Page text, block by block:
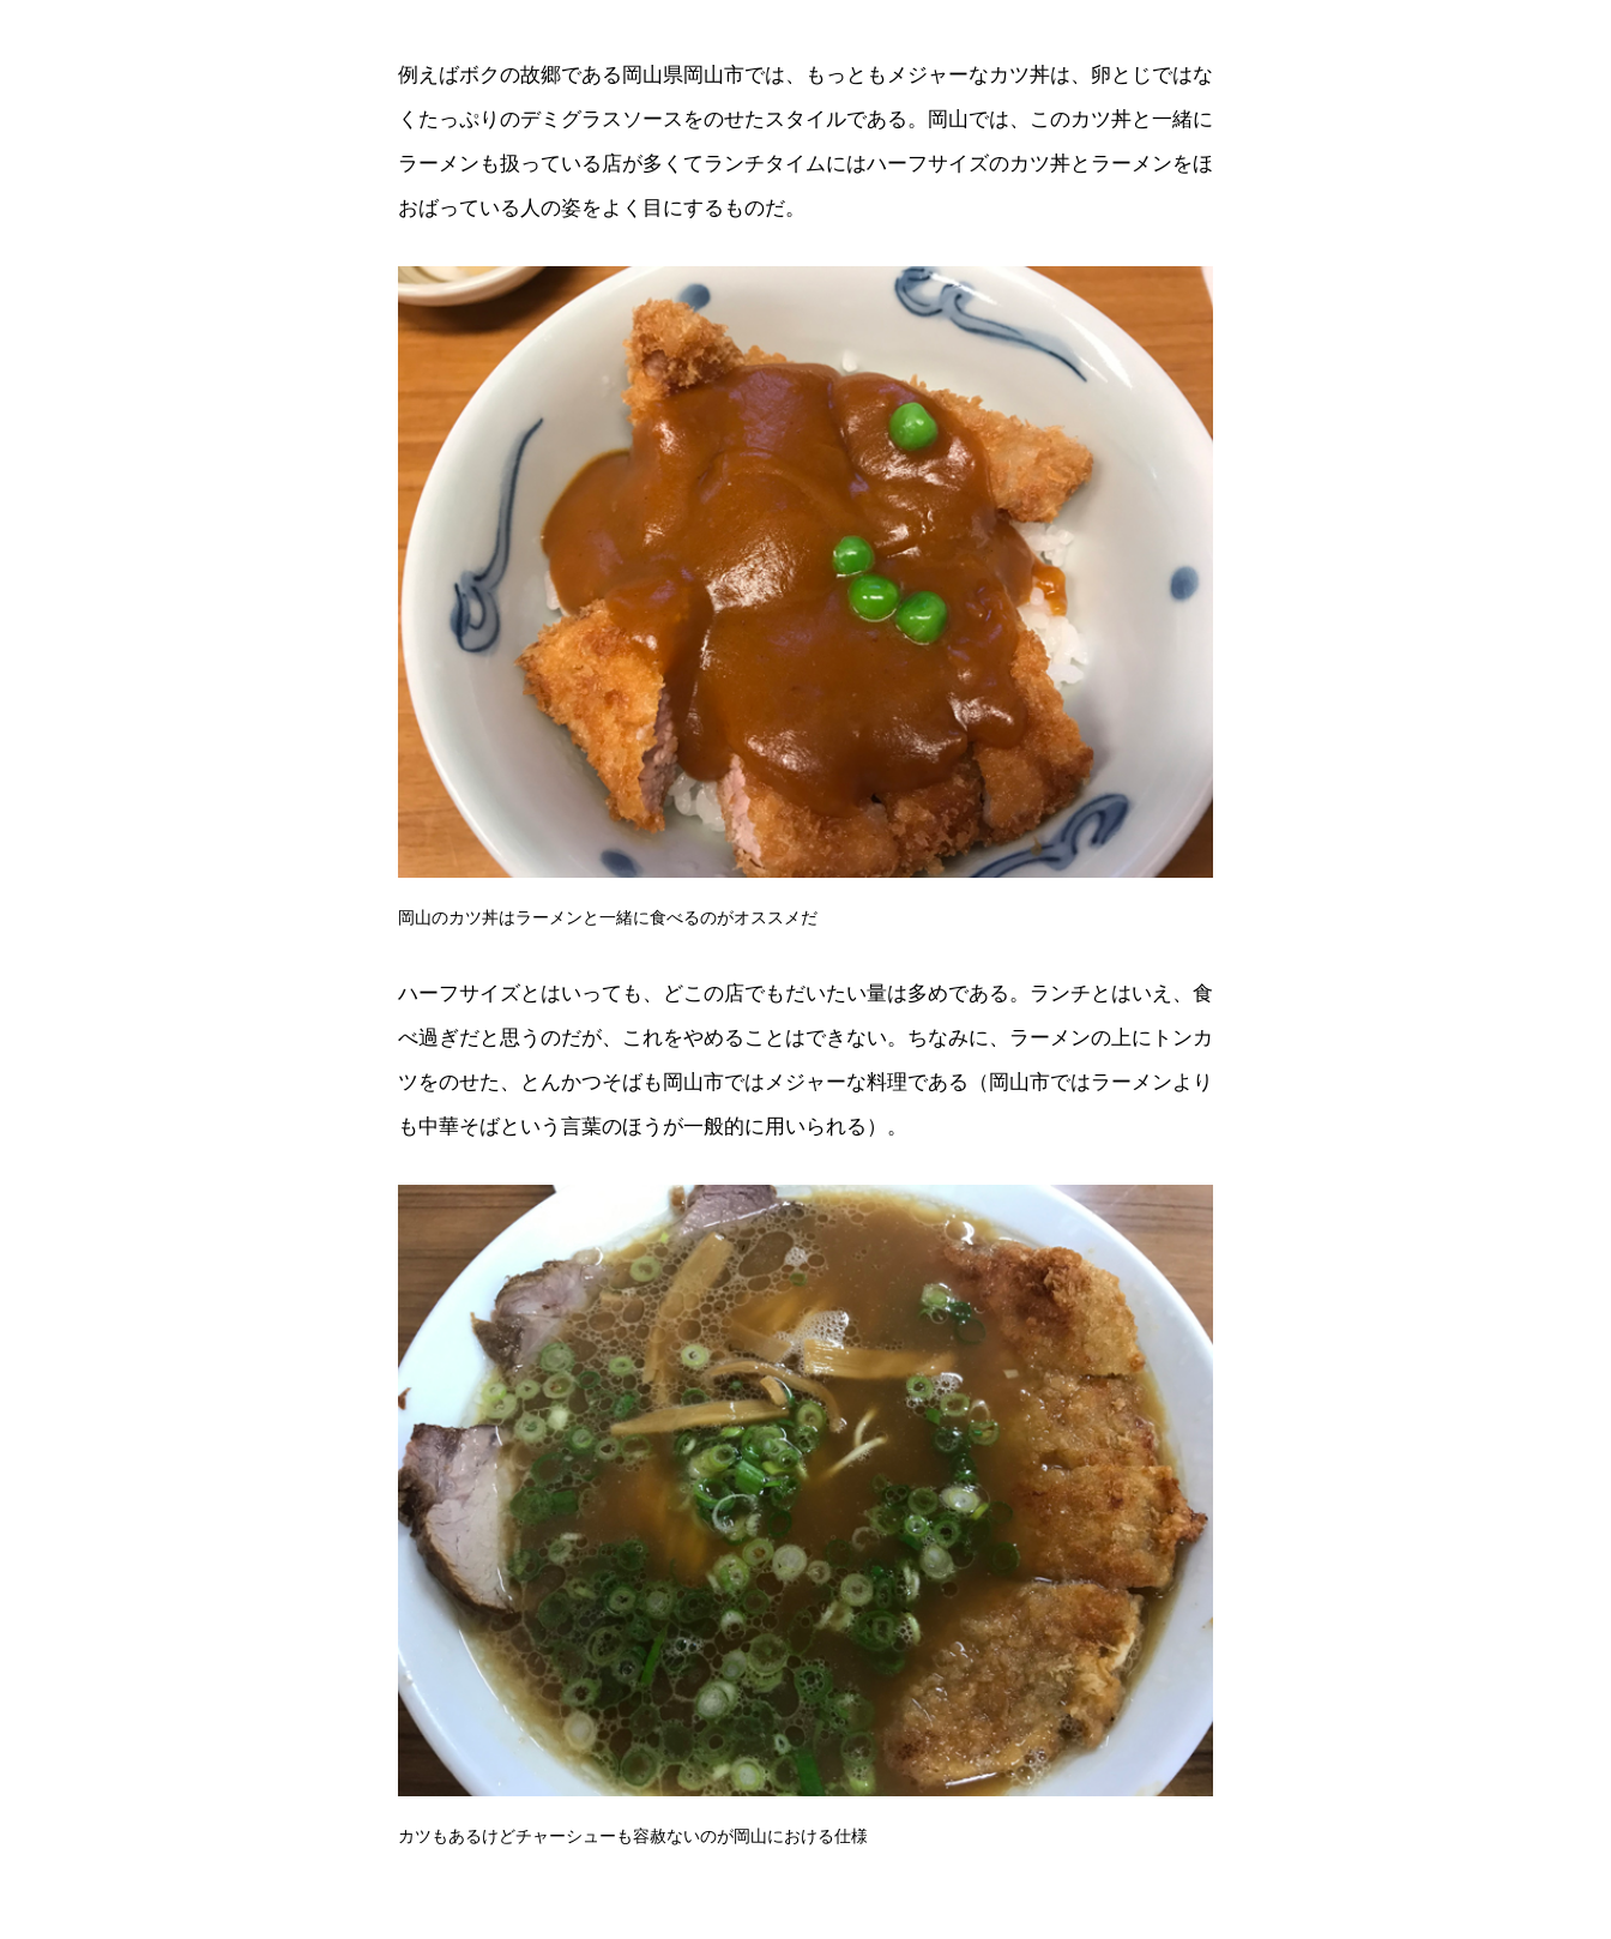
例えばボクの故郷である岡山県岡山市では、もっともメジャーなカツ丼は、卵とじではな
くたっぷりのデミグラスソースをのせたスタイルである。岡山では、このカツ丼と一緒に
ラーメンも扱っている店が多くてランチタイムにはハーフサイズのカツ丼とラーメンをほ
おばっている人の姿をよく目にするものだ。
岡山のカツ丼はラーメンと一緒に食べるのがオススメだ
ハーフサイズとはいっても、どこの店でもだいたい量は多めである。ランチとはいえ、食
べ過ぎだと思うのだが、これをやめることはできない。ちなみに、ラーメンの上にトンカ
ツをのせた、とんかつそばも岡山市ではメジャーな料理である（岡山市ではラーメンより
も中華そばという言葉のほうが一般的に用いられる）。
カツもあるけどチャーシューも容赦ないのが岡山における仕様